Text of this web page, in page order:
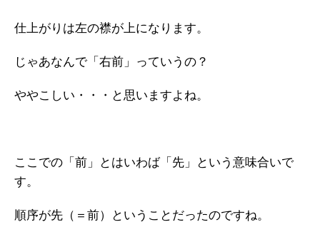
仕上がりは左の襟が上になります。
じゃあなんで「右前」っていうの？
ややこしい・・・と思いますよね。
ここでの「前」とはいわば「先」という意味合いで
す。
順序が先（＝前）ということだったのですね。